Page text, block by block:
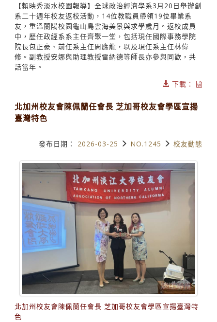
【賴映秀淡水校園報導】全球政治經濟學系3月20日舉辦創
系二十週年校友返校活動，14位教職員帶領19位畢業系
友，重溫蘭陽校園龜山島雲海美景與求學歲月。返校成員
中，歷任政經系系主任齊聚一堂，包括現任國際事務學院
院長包正豪、前任系主任周應龍，以及現任系主任林偉
修。副教授安娜與助理教授雷納德等師長亦參與同歡，共
話當年。
下載：
北加州校友會陳佩蘭任會長 芝加哥校友會學區宣揚
臺灣特色
發布日期： 2026-03-25 NO.1245 校友動態
北加州校友會陳佩蘭任會長 芝加哥校友會學區宣揚臺灣特
色